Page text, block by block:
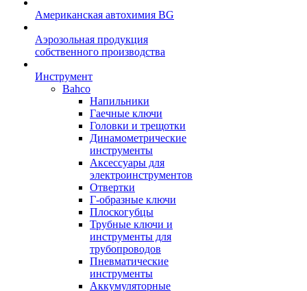
Американская автохимия BG
Аэрозольная продукция
собственного производства
Инструмент
Bahco
Напильники
Гаечные ключи
Головки и трещотки
Динамометрические
инструменты
Аксессуары для
электроинструментов
Отвертки
Г-образные ключи
Плоскогубцы
Трубные ключи и
инструменты для
трубопроводов
Пневматические
инструменты
Аккумуляторные